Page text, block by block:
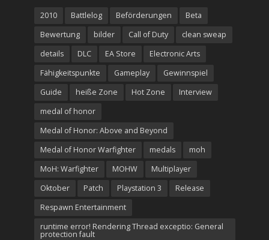
2010 Battlelog Beförderungen
Beta
Bewertung
bilder Call of Duty
clean sweap
details
DLC EA Store
Electronic Arts
Fähigkeitspunkte
Gameplay
Gewinnspiel
Guide
heiße Zone Hot Zone
Interview
medal of honor
Medal of Honor: Above and Beyond
Medal of Honor Warfighter
medals
moh
MoH: Warfighter
MOHW
Multiplayer
Oktober
Patch Playstation 3
Release
Respawn Entertainment
runtime error! Rendering Thread exceptio: General
protection fault